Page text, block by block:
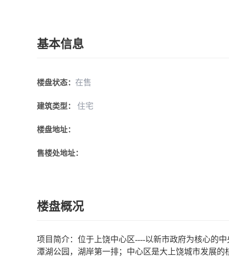
基本信息
楼盘状态： 在售
建筑类型： 住宅
楼盘地址：
售楼处地址：
楼盘概况
项目简介：位于上饶中心区----以新市政府为核心的
潭湖公园，湖岸第一排；中心区是大上饶城市发展